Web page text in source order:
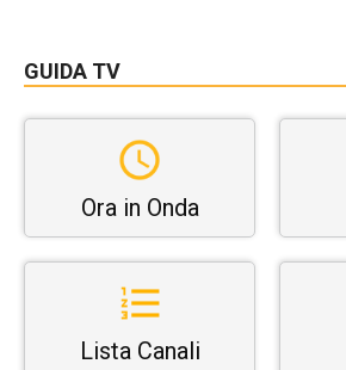
GUIDA TV
Ora in Onda
Lista Canali